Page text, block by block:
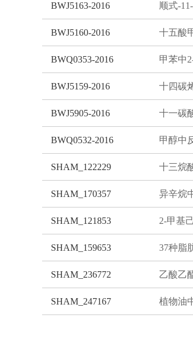
BWJ5163-2016
BWJ5160-2016 十五酸
BWQ0353-2016
BWJ5159-2016 十四碳
BWJ5905-2016 十一碳
BWQ0532-2016
SHAM_122229
SHAM_170357
SHAM_121853 2-甲基
SHAM_159653
SHAM_236772
SHAM_247167